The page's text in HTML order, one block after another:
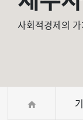
사회적경제의